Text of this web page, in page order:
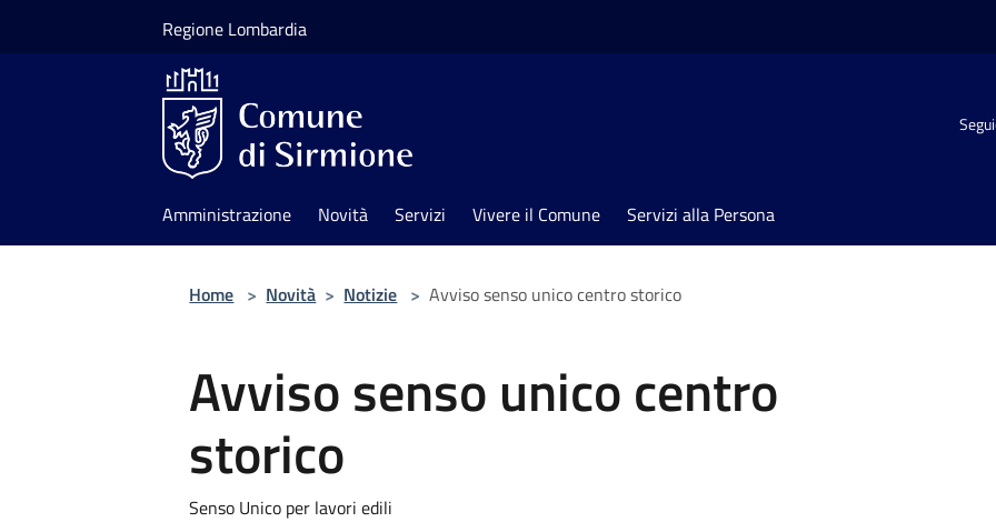
Regione Lombardia
Amministrazione Novità Servizi Vivere il Comune Servizi alla Persona
Home > Novità > Notizie > Avviso senso unico centro storico
Avviso senso unico centro
storico
Senso Unico per lavori edili